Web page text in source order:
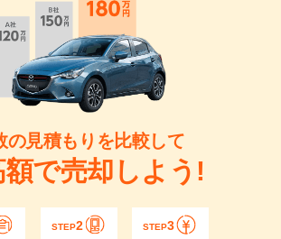
の見積もりを比較して
額で売却しよう!
STEP2 STEP3